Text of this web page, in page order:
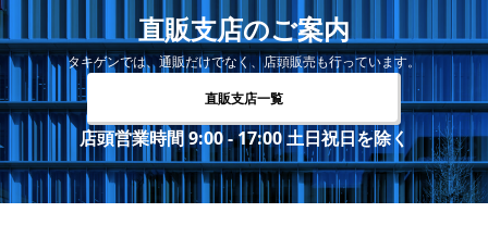
直販支店のご案内
タキゲンでは、通販だけでなく、店頭販売も行っています。
直販支店一覧
店頭営業時間 9:00 - 17:00 土日祝日を除く